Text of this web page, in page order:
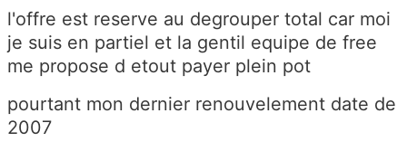
l'offre est reserve au degrouper total car moi
je suis en partiel et la gentil equipe de free
me propose d etout payer plein pot
pourtant mon dernier renouvelement date de
2007